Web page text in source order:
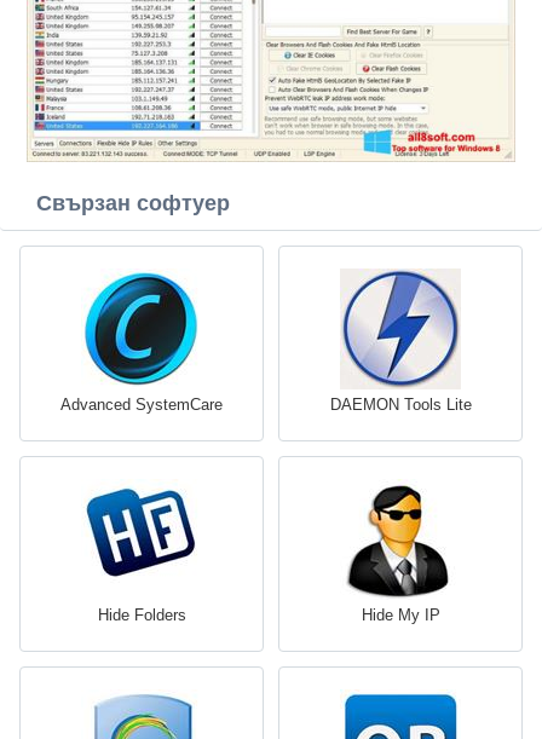
Свързан софтуер
Advanced SystemCare DAEMON Tools Lite
Hide Folders Hide My IP